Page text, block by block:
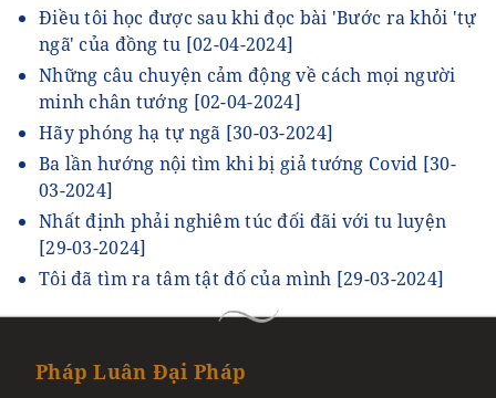
Điều tôi học được sau khi đọc bài 'Bước ra khỏi 'tự
ngã' của đồng tu [02-04-2024]
Những câu chuyện cảm động về cách mọi người
minh chân tướng [02-04-2024]
Hãy phóng hạ tự ngã [30-03-2024]
Ba lần hướng nội tìm khi bị giả tướng Covid [30-
03-2024]
Nhất định phải nghiêm túc đối đãi với tu luyện
[29-03-2024]
Tôi đã tìm ra tâm tật đố của mình [29-03-2024]
Pháp Luân Đại Pháp